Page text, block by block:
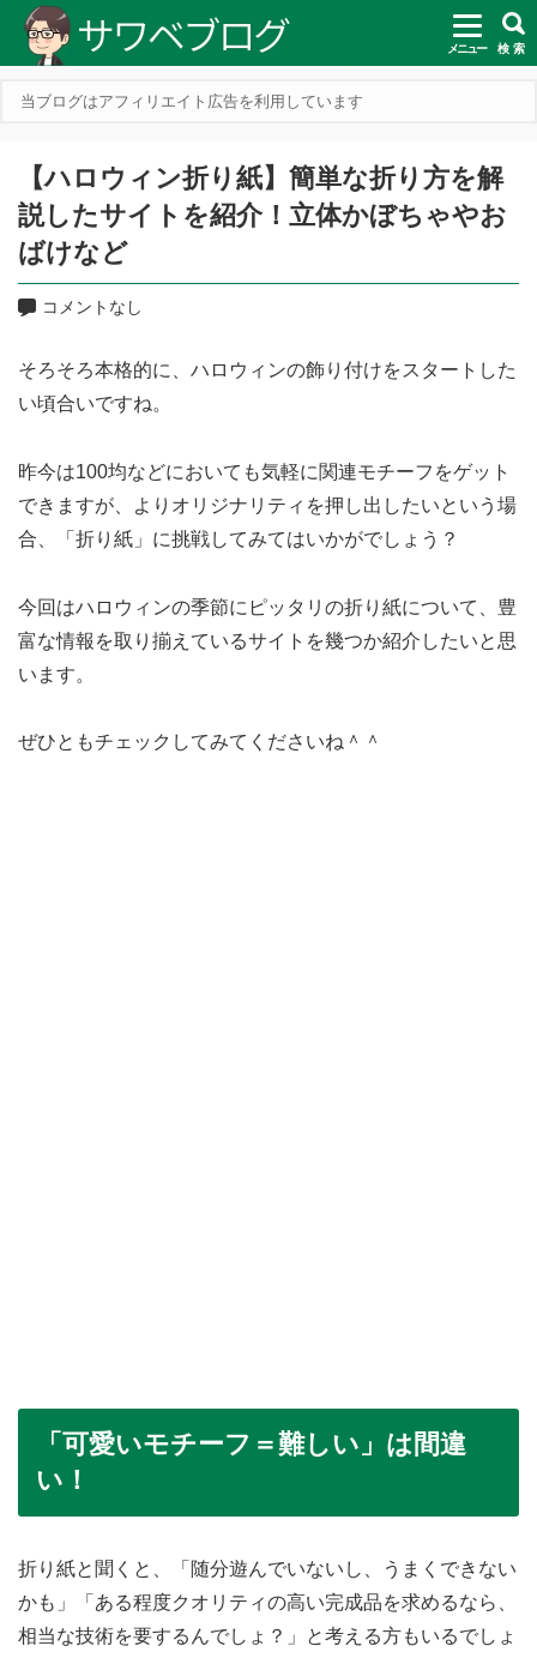
メニュー 検 索
当ブログはアフィリエイト広告を利用しています
【ハロウィン折り紙】簡単な折り方を解
説したサイトを紹介！立体かぼちゃやお
ばけなど
コメントなし
そろそろ本格的に、ハロウィンの飾り付けをスタートした
い頃合いですね。
昨今は100均などにおいても気軽に関連モチーフをゲット
できますが、よりオリジナリティを押し出したいという場
合、「折り紙」に挑戦してみてはいかがでしょう？
今回はハロウィンの季節にピッタリの折り紙について、豊
富な情報を取り揃えているサイトを幾つか紹介したいと思
います。
ぜひともチェックしてみてくださいね＾＾
「可愛いモチーフ＝難しい」は間違
い！
折り紙と聞くと、「随分遊んでいないし、うまくできない
かも」「ある程度クオリティの高い完成品を求めるなら、
相当な技術を要するんでしょ？」と考える方もいるでしょ